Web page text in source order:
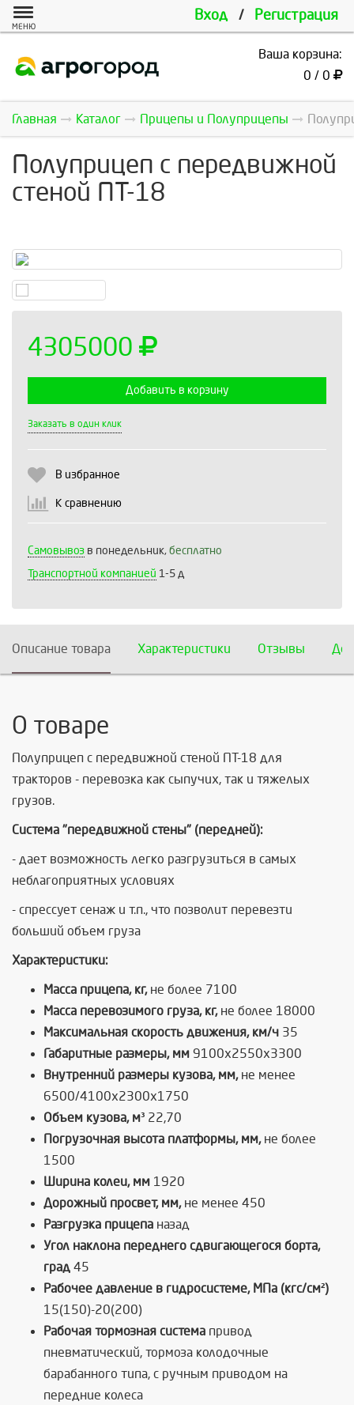
Вход / Регистрация
МЕНЮ
Ваша корзина:
0 / 0
Главная Каталог Прицепы и Полуприцепы
Полуприцеп с передвижной
стеной ПТ-18
4305000
Добавить в корзину
Заказать в один клик
В избранное
К сравнению
Самовывоз в понедельник, бесплатно
Транспортной компанией 1-5 д
Описание товара Характеристики Отзывы
О товаре
Полуприцеп с передвижной стеной ПТ-18 для
тракторов - перевозка как сыпучих, так и тяжелых
грузов.
Система "передвижной стены" (передней):
- дает возможность легко разгрузиться в самых
неблагоприятных условиях
- спрессует сенаж и т.п., что позволит перевезти
больший объем груза
Характеристики:
Масса прицепа, кг,не более 7100
Масса перевозимого груза, кг,не более 18000
Максимальная скорость движения, км/ч 35
Габаритные размеры, мм 9100x2550x3300
Внутренний размеры кузова, мм,не менее
6500/4100x2300x1750
Объем кузова, м³ 22,70
Погрузочная высота платформы, мм,не более
1500
Ширина колеи, мм 1920
Дорожный просвет, мм,не менее 450
Разгрузка прицепа назад
Угол наклона переднего сдвигающегося борта,
град 45
Рабочее давление в гидросистеме, МПа (кгс/см²)
15(150)-20(200)
Рабочая тормозная система привод
пневматический, тормоза колодочные
барабанного типа, с ручным приводом на
передние колеса